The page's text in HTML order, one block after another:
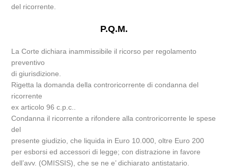
del ricorrente.
P.Q.M.
La Corte dichiara inammissibile il ricorso per regolamento
preventivo
di giurisdizione.
Rigetta la domanda della controricorrente di condanna del
ricorrente
ex articolo 96 c.p.c..
Condanna il ricorrente a rifondere alla controricorrente le spese
del
presente giudizio, che liquida in Euro 10.000, oltre Euro 200
per esborsi ed accessori di legge; con distrazione in favore
dell’avv. (OMISSIS), che se ne e’ dichiarato antistatario.